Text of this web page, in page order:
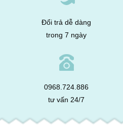
Đổi trả dễ dàng
trong 7 ngày
0968.724.886
tư vấn 24/7